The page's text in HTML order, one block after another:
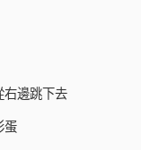
右邊跳下去
蛋